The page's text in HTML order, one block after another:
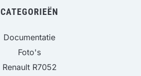
CATEGORIEËN
Documentatie
Foto's
Renault R7052